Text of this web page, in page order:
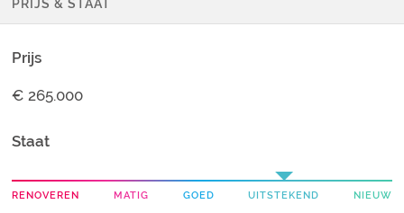
PRIJS & STAAT
Prijs
€ 265.000
Staat
RENOVEREN MATIG GOED UITSTEKEND NIEUW